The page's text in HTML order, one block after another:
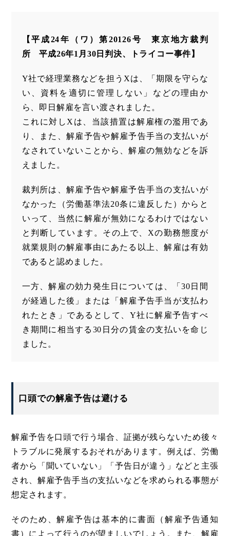
【平成24年（ワ）第20126号 東京地方裁判
所 平成26年1月30日判決、トライコー事件】
Y社で経理業務などを担うXは、「期限を守らな
い、資料を適切に管理しない」などの理由か
ら、即日解雇を言い渡されました。
これに対しXは、当該措置は解雇権の濫用であ
り、また、解雇予告や解雇予告手当の支払いが
なされていないことから、解雇の無効などを訴
えました。
裁判所は、解雇予告や解雇予告手当の支払いが
なかった（労働基準法20条に違反した）からと
いって、当然に解雇が無効になるわけではない
と判断しています。その上で、Xの勤務態度が
就業規則の解雇事由にあたる以上、解雇は有効
であると認めました。
一方、解雇の効力発生日については、「30日間
が経過した後」または「解雇予告手当が支払わ
れたとき」であるとして、Y社に解雇予告すべ
き期間に相当する30日分の賃金の支払いを命じ
ました。
口頭での解雇予告は避ける
解雇予告を口頭で行う場合、証拠が残らないため後々
トラブルに発展するおそれがあります。例えば、労働
者から「聞いていない」「予告日が違う」などと主張
され、解雇予告手当の支払いなどを求められる事態が
想定されます。
そのため、解雇予告は基本的に書面（解雇予告通知
書）によって行うのが望ましいでしょう。また、解雇